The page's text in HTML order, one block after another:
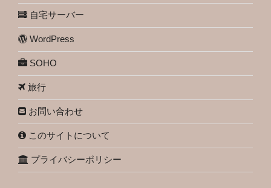
自宅サーバー
WordPress
SOHO
旅行
お問い合わせ
このサイトについて
プライバシーポリシー